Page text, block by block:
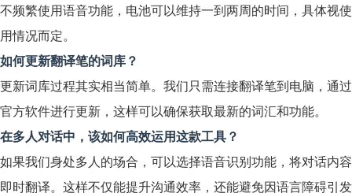
不频繁使用语音功能，电池可以维持一到两周的时间，具体视使
用情况而定。
如何更新翻译笔的词库？
更新词库过程其实相当简单。我们只需连接翻译笔到电脑，通过
官方软件进行更新，这样可以确保获取最新的词汇和功能。
在多人对话中，该如何高效运用这款工具？
如果我们身处多人的场合，可以选择语音识别功能，将对话内容
即时翻译。这样不仅能提升沟通效率，还能避免因语言障碍引发